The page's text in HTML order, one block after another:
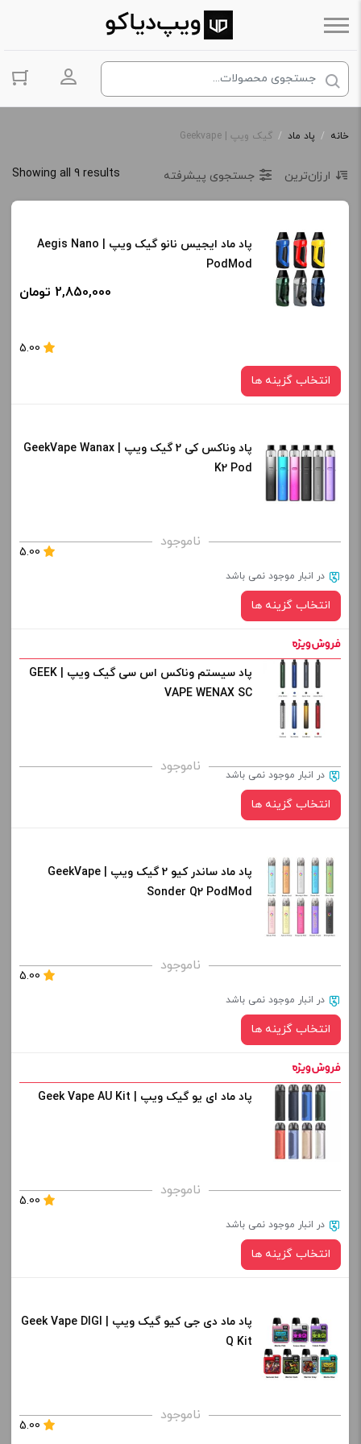
ورود به
خانه / پاد ماد / گیک ویپ | Geekvape
Showing all 9 results ارزان‌ترین جستجوی پیشرفته
پاد ماد ایجیس نانو گیک ویپ | Aegis Nano
PodMod
2,850,000 تومان
5.00
انتخاب گزینه ها
رنگ:
برای فعال شدن سبد خرید و نمایش قیمت ، گزینه های محصول را
+
پاد وناکس کی 2 گیک ویپ | GeekVape Wanax
K2 Pod
ناموجود
5.00
در انبار موجود نمی باشد
انتخاب گزینه ها
رنگ:
برای فعال شدن سبد خرید و نمایش قیمت ، گزینه های محصول را
از کادر بالا انتخاب کنید.
+
پاد سیستم وناکس اس سی گیک ویپ | GEEK
VAPE WENAX SC
ناموجود در انبار موجود نمی باشد
انتخاب گزینه ها
رنگ:
برای فعال شدن سبد خرید و نمایش قیمت ، گزینه های محصول را
+
پاد ماد ساندر کیو 2 گیک ویپ | GeekVape
Sonder Q2 PodMod
ناموجود
5.00
در انبار موجود نمی باشد
انتخاب گزینه ها
رنگ:
برای فعال شدن سبد خرید و نمایش قیمت ، گزینه های محصول را
+
پاد ماد ای یو گیک ویپ | Geek Vape AU Kit
ناموجود
5.00
در انبار موجود نمی باشد
انتخاب گزینه ها
رنگ:
برای فعال شدن سبد خرید و نمایش قیمت ، گزینه های محصول را
پاد ماد دی جی کیو گیک ویپ | Geek Vape DIGI
Q Kit
ناموجود
5.00